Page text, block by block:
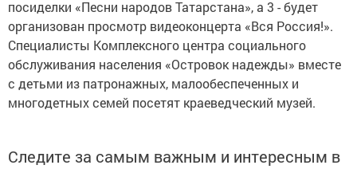
посиделки «Песни народов Татарстана», а 3 - будет
организован просмотр видеоконцерта «Вся Россия!».
Специалисты Комплексного центра социального
обслуживания населения «Островок надежды» вместе
с детьми из патронажных, малообеспеченных и
многодетных семей посетят краеведческий музей.
Следите за самым важным и интересным в